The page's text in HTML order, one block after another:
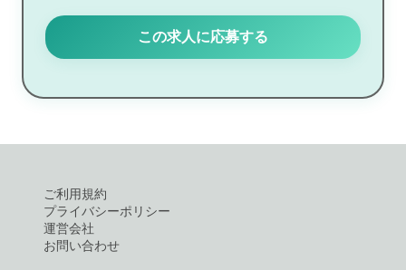
この求人に応募する
ご利用規約
プライバシーポリシー
運営会社
お問い合わせ